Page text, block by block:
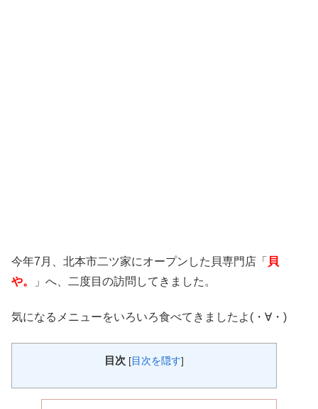
今年7月、北本市二ツ家にオープンした貝専門店「 貝
や。
」へ、二度目の訪問してきました。
気になるメニューをいろいろ食べてきましたよ(・∀・)
目次 [ 目次を隠す]